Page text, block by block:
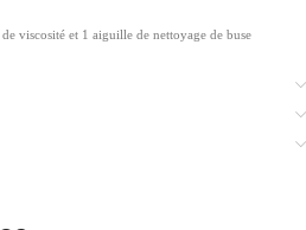
viscosité et 1 aiguille de nettoyage de buse